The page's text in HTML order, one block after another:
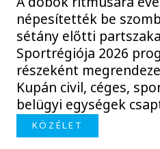
népesítették be
sétány előtti
Sportrégiója 2026
részeként
Kupán civil, céges,
belügyi egységek
KÖZÉLET